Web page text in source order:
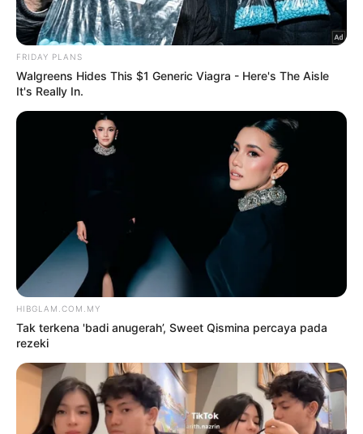
Kasihan Aisha Retno, cakap
Indonesia pun kena kecam
2 Ogos 2026
2
tulen’ – Rashdan Baba kongsi tip
Siti Nurhaliza sebak, Noraniza
Idris ‘seram’ duet Hati Kama
5 Ogos 2026
4
hadiri sesi kaunseling – Bella
Astillah
5
‘Tak takut bekerjasama dengan
Aliff, saya pun pendosa’